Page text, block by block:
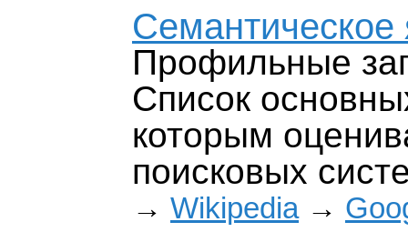
Семантическое
Профильные
Список
которым
поисковых
→ Wikipedia→